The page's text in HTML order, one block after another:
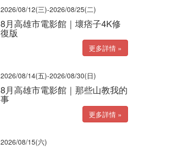
2026/08/12(三)-2026/08/25(二)
8月高雄市電影館｜壞痞子4K修
復版
更多詳情 »
2026/08/14(五)-2026/08/30(日)
8月高雄市電影館｜那些山教我的
事
更多詳情 »
2026/08/15(六)